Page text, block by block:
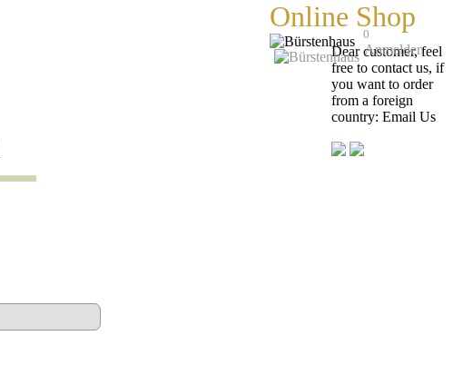
Dear customer, feel
free to contact us, if
you want to order
from a foreign
country: Email Us
Online Shop
0
Anmelden